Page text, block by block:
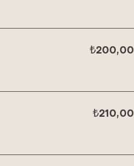
₺200,00
₺210,00